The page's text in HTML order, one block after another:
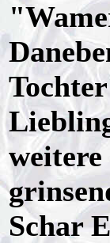
weitere
Schar